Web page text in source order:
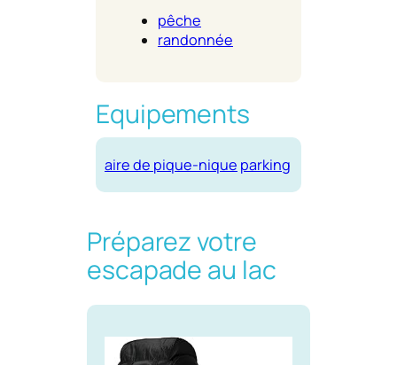
pêche
randonnée
Equipements
aire de pique-nique parking
Préparez votre
escapade au lac